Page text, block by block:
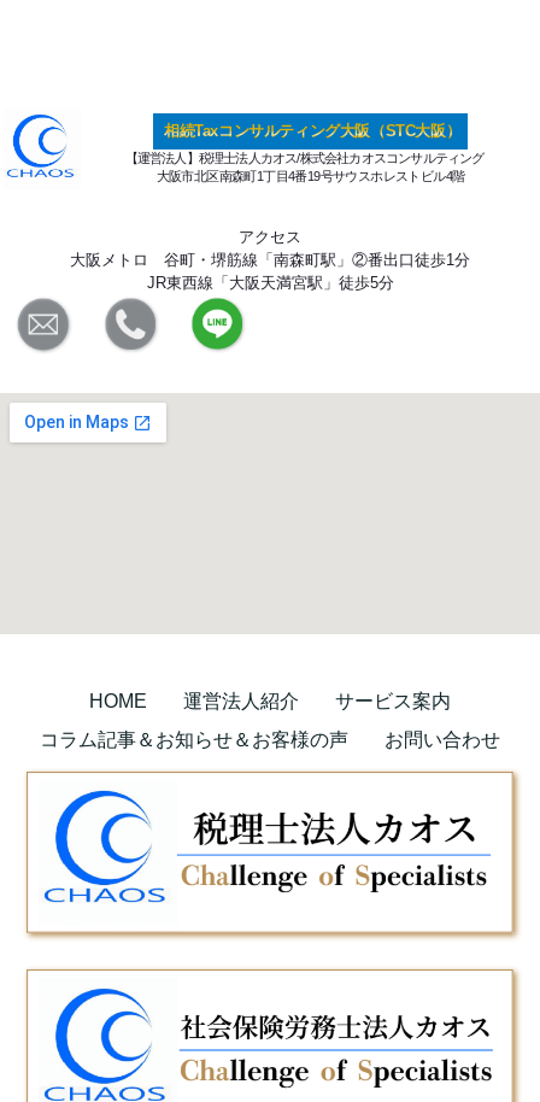
相続Taxコンサルティング大阪（STC大阪）
【運営法人】税理士法人カオス/株式会社カオスコンサルティング
大阪市北区南森町1丁目4番19号サウスホレストビル4階
アクセス
大阪メトロ 谷町・堺筋線「南森町駅」②番出口徒歩1分
JR東西線「大阪天満宮駅」徒歩5分
HOME 運営法人紹介
サービス案内
コラム記事＆お知らせ＆お客様の声
お問い合わせ